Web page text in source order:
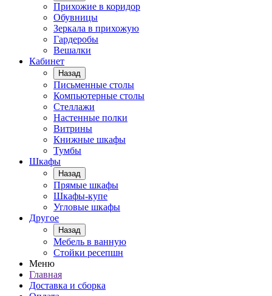
Прихожие в коридор
Обувницы
Зеркала в прихожую
Гардеробы
Вешалки
Кабинет
Назад
Письменные столы
Компьютерные столы
Стеллажи
Настенные полки
Витрины
Книжные шкафы
Тумбы
Шкафы
Назад
Прямые шкафы
Шкафы-купе
Угловые шкафы
Другое
Назад
Мебель в ванную
Стойки ресепшн
Меню
Главная
Доставка и сборка